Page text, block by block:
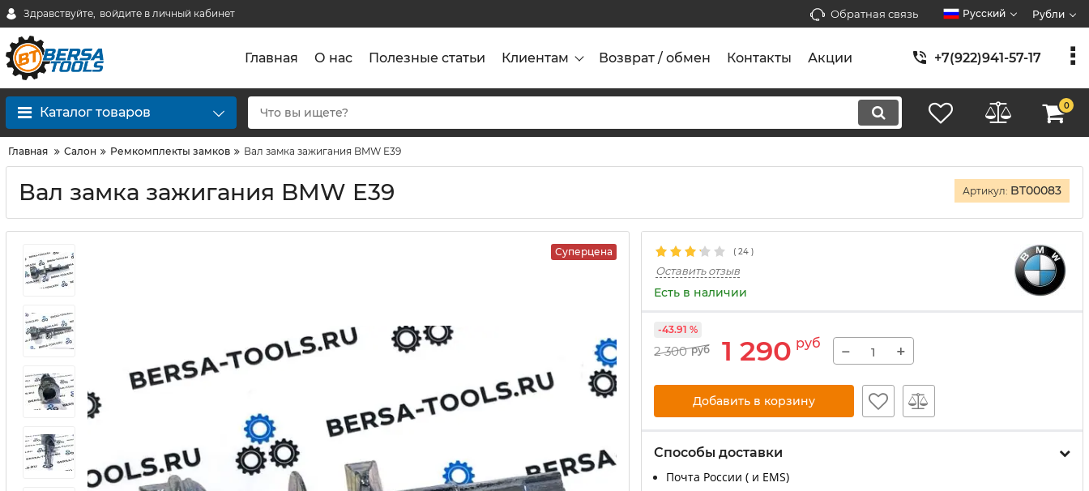
Здравствуйте, войдите в личный кабинет Обратная связь Русский Рубли
Главная О нас Полезные статьи Клиентам Возврат / обмен Контакты Акции +7(922)941-57-17
Каталог товаров 0
Главная Салон Ремкомплекты замков Вал замка зажигания BMW E39
Вал замка зажигания BMW E39 Артикул: BT00083
Суперцена ( 24 )
Оставить отзыв
Есть в наличии
2 300 руб 1 290 руб
-43.91 %
− +
Добавить в корзину
Способы доставки
Почта России ( и EMS)